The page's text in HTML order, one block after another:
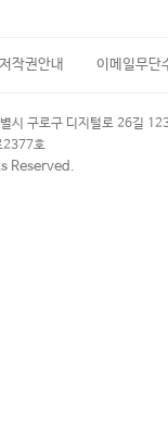
저작권안내 이메일무단
시 구로구 디지털로 26길
2377호
Reserved.